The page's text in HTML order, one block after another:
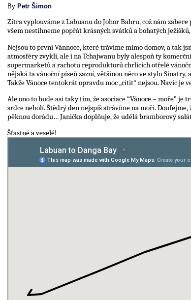
By Petr Šimon
Zítra vyplouváme z Labuanu do Johor Bahru, což nám
všem nestihneme popřát krásných svátků a bohatých
Nejsou to první Vánnoce, které trávíme mimo domov, a tak
atmosféry zvykli, ale i na Tchajwanu byly alespoň ty
supermarketů a rachotu reproduktorů chrlících otřelé
nějaká ta vánoční píseň zazní, většinou něco ve stylu
Takže Vánoce tentokrát opravdu moc „cítit“ nejsou. Navíc je
Ale ono to bude asi taky tím, že asociace “Vánoce – moře” je
srdce nebolí. Štědrý den nejspíš strávíme na moři. Doufejme,
pěknou dorádu… Janička doplňuje, že udělá bramborový
Šťastné a veselé!